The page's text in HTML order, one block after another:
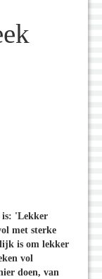
is: 'Lekker
met sterke
is om lekker
vol
doen, van